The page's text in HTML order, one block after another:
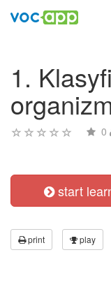
1.
0
start
print play